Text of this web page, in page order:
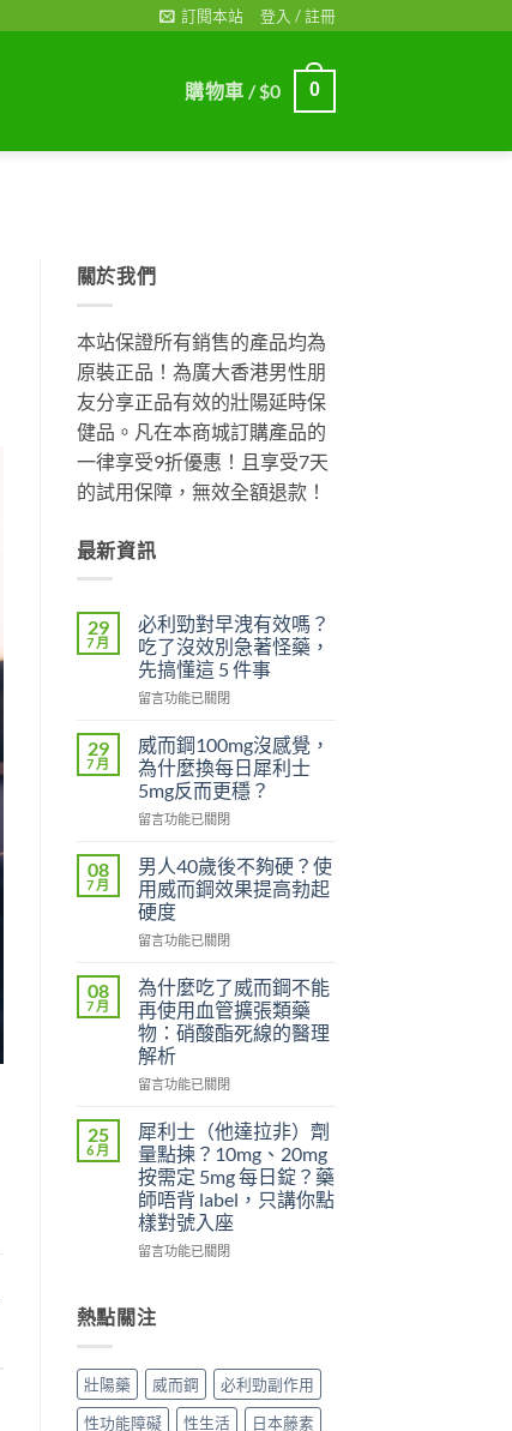
訂閱本站 登入 / 註冊
購物車 /$0 0
關於我們
本站保證所有銷售的產品均為
原裝正品！為廣大香港男性朋
友分享正品有效的壯陽延時保
健品。凡在本商城訂購產品的
一律享受9折優惠！且享受7天
的試用保障，無效全額退款！
最新資訊
29
7 月
必利勁對早洩有效嗎？
吃了沒效別急著怪藥，
先搞懂這 5 件事
在
利
勁
對
早
洩
效
嗎？
吃
了
沒
別
急
著
怪
藥，
先
懂
這
5
件
事〉
中
留言功能已關閉
29
7 月
威而鋼100mg沒感覺，
為什麼換每日犀利士
5mg反而更穩？
在
而
鋼
100mg
沒
感
為
什
麼
換
每
日
利
士
5mg
反
而
更
穩？〉
留言功能已關閉
08
7 月
男人40歲後不夠硬？使
用威而鋼效果提高勃起
硬度
在
人
40
歲
後
不
夠
使
用
威
而
鋼
效
果
勃
起
度〉
留言功能已關閉
08
7 月
為什麼吃了威而鋼不能
再使用血管擴張類藥
物：硝酸酯死線的醫理
解析
在
什
麼
吃
了
威
而
鋼
再
使
血
擴
留言功能已關閉
25
6 月
犀利士（他達拉非）劑
量點揀？10mg、20mg
按需定 5mg 每日錠？藥
師唔背 label，只講你點
樣對號入座
在
士
（他
拉
非）
劑
留言功能已關閉
熱點關注
壯陽藥 威而鋼
必利勁副作用
性功能障礙
性生活
日本藤素